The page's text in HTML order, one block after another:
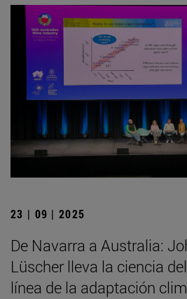
23 | 09 | 2025
De Navarra a Australia:
Lüscher lleva la ciencia
línea de la adaptación